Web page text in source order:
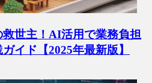
世主！AI活用で業務負担
イド【2025年最新版】